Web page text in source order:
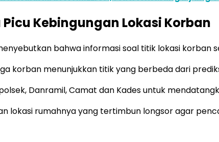
Kebingungan Lokasi Korban
bahwa informasi soal titik lokasi korban
korban menunjukkan titik yang berbeda dari
Danramil, Camat dan Kades untuk
lokasi rumahnya yang tertimbun longsor agar